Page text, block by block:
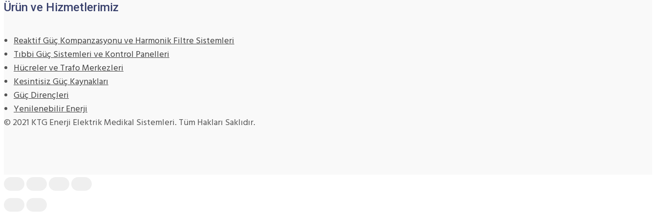
Ürün ve Hizmetlerimiz
Reaktif Güç Kompanzasyonu ve Harmonik Filtre Sistemleri
Tıbbi Güç Sistemleri ve Kontrol Panelleri
Hücreler ve Trafo Merkezleri
Kesintisiz Güç Kaynakları
Güç Dirençleri
Yenilenebilir Enerji
© 2021 KTG Enerji Elektrik Medikal Sistemleri. Tüm Hakları Saklıdır.